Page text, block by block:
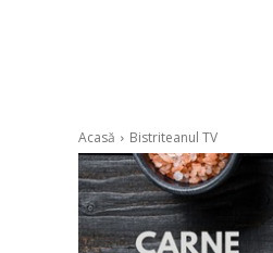
Acasă Bistriteanul TV